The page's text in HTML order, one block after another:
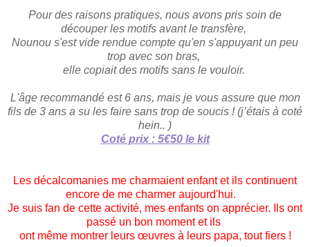
Pour des raisons pratiques, nous avons pris soin de
découper les motifs avant le transfère,
Nounou s'est vide rendue compte qu'en s'appuyant un peu
trop avec son bras,
elle copiaitdes motifs sans le vouloir.
L'âge recommandé est 6 ans, mais je vous assure que mon
fils de 3 ans a su les faire sans trop de soucis ! (j’étais à coté
hein.. )
Coté prix : 5€50 le kit
Les décalcomanies me charmaient enfant et ils continuent
encore de me charmer aujourd'hui.
Je suis fan de cette activité, mes enfants on apprécier.
Ils ont
passé un bon momentet ils
ont même montrer leurs œuvres à leurs papa, toutfiers !